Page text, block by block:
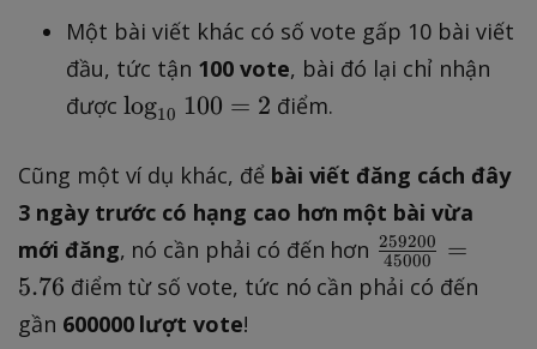
}
1
1
g
_
0
}
2
0
\
Một bài viết khác có số vote gấp 10 bài viết
đầu, tức tận 100 vote, bài đó lại chỉ nhận
được \l
g
{
1
0
}
log10 100 = 2 điểm.
Cũng một ví dụ khác, để bài viết đăng cách đây
3 ngày trước có hạng cao hơn một bài vừa
mới đăng, nó cần phải có đến hơn \
fr
45000
259200
=
5.76 điểm từ số vote, tức nó cần phải có đến
gần 600000 lượt vote!